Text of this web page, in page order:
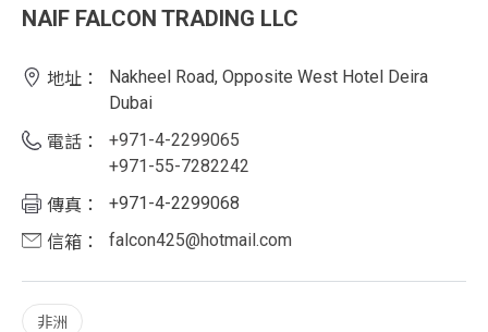
NAIF FALCON TRADING LLC
地址：
Nakheel Road, Opposite West Hotel Deira
Dubai
電話：
+971-4-2299065
+971-55-7282242
傳真：
+971-4-2299068
信箱：
falcon425@hotmail.com
非洲